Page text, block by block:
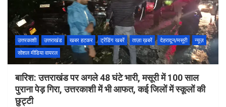
उत्तरकाशी उत्तराखंड खबर हटकर ट्रेंडिंग खबरें ताज़ा ख़बरें देहरादून/मसूरी
न्यूज़
सोशल मीडिया वायरल
बारिश: उत्तराखंड पर अगले 48 घंटे भारी, मसूरी में 100 साल
पुराना पेड़ गिरा, उत्तरकाशी में भी आफत, कई जिलों में स्कूलों की
छुट्टी